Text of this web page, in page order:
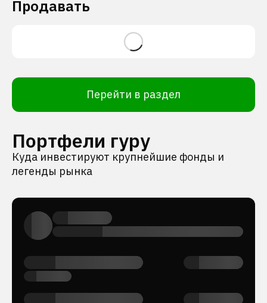
Продавать
Перейти в раздел
Портфели гуру
Куда инвестируют крупнейшие фонды и
легенды рынка